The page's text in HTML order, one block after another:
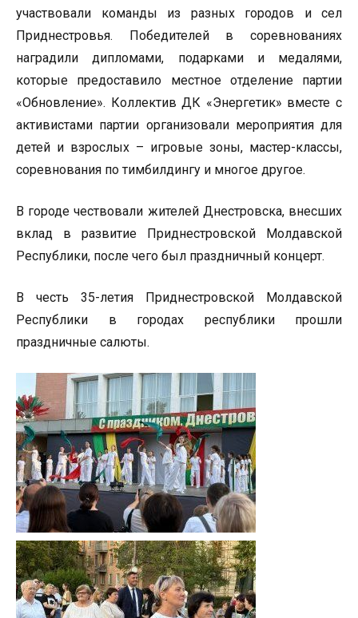
участвовали команды из разных городов и сел
Приднестровья. Победителей в соревнованиях
наградили дипломами, подарками и медалями,
которые предоставило местное отделение партии
«Обновление». Коллектив ДК «Энергетик» вместе с
активистами партии организовали мероприятия для
детей и взрослых – игровые зоны, мастер-классы,
соревнования по тимбилдингу и многое другое.
В городе чествовали жителей Днестровска, внесших
вклад в развитие Приднестровской Молдавской
Республики, после чего был праздничный концерт.
В честь 35-летия Приднестровской Молдавской
Республики в городах республики прошли
праздничные салюты.